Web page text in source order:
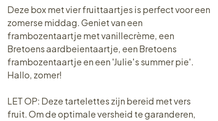
Deze box met vier fruittaartjes is perfect voor een
zomerse middag. Geniet van een
frambozentaartje met vanillecrème, een
Bretoens aardbeientaartje, een Bretoens
frambozentaartje en een 'Julie's summer pie'.
Hallo, zomer!
LET OP: Deze tartelettes zijn bereid met vers
fruit. Om de optimale versheid te garanderen,